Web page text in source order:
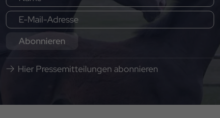
Abonnieren
Hier Pressemitteilungen abonnieren